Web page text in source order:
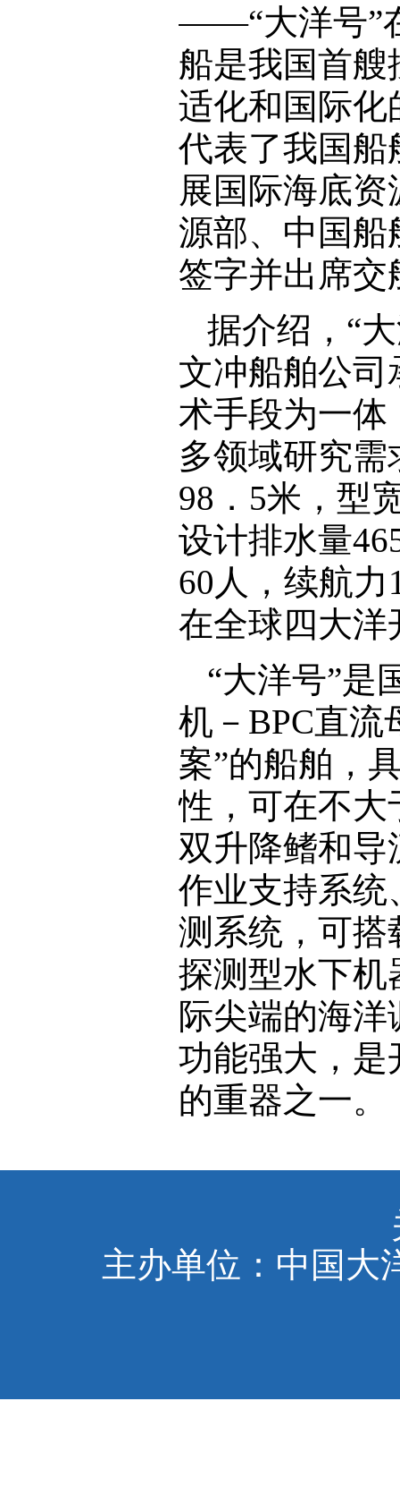
——“大洋号”
船是我国首
适化和国际化
代表了我国船
展国际海底
源部、中国船
签字并出席交
据介绍，“
文冲船舶公
术手段为一体
多领域研究
98．5米，型
设计排水量
60人，续航
在全球四大洋
“大洋号”是
机－BPC直
案”的船舶，
性，可在不大
双升降鳍和
作业支持系统
测系统，可搭
探测型水下机
际尖端的海
功能强大，是
的重器之一。
主办单位：中国大